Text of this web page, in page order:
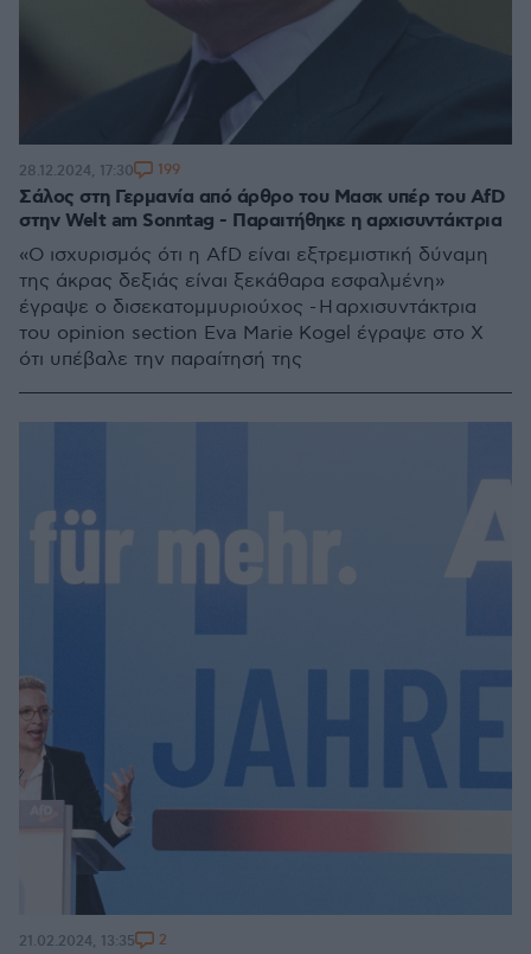
Σάλος στη Γερμανία από άρθρο του Μασκ υπέρ του AfD
στην Welt am Sonntag - Παραιτήθηκε η αρχισυντάκτρια
«Ο ισχυρισμός ότι η AfD είναι εξτρεμιστική δύναμη
της άκρας δεξιάς είναι ξεκάθαρα εσφαλμένη»
έγραψε ο δισεκατομμυριούχος - Η αρχισυντάκτρια
του opinion section Eva Marie Kogel έγραψε στο Χ
ότι υπέβαλε την παραίτησή της
28.12.2024, 17:30 199
21.02.2024, 13:35 2